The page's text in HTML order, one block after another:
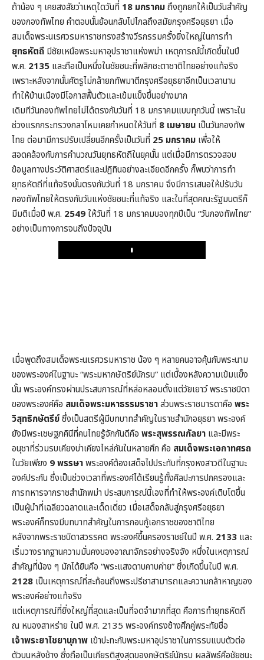
ถ้าน้อง ๆ เคยสงสัยว่าเหตุใดวันที่ 18 มกราคมถึงถูกยกให้เป็นวันสำคัญ
ของกองทัพไทย คำตอบนั้นย้อนกลับไปไกลถึงสมัยกรุงศรีอยุธยา เมื่อ
สมเด็จพระนเรศวรมหาราชทรงสร้างวีรกรรมครั้งยิ่งใหญ่ในการทำ
ยุทธหัตถี มีชัยเหนือพระมหาอุปราชาแห่งพม่า เหตุการณ์นี้เกิดขึ้นในปี
พ.ศ. 2135 และถือเป็นหนึ่งในชัยชนะที่พลิกชะตาชาติไทยอย่างแท้จริง
เพราะหลังจากนั้นศัตรูไม่กล้ายกทัพมาตีกรุงศรีอยุธยาอีกเป็นเวลานาน
ทำให้บ้านเมืองมีโอกาสฟื้นตัวและเข้มแข็งขึ้นอย่างมาก
เดิมทีวันกองทัพไทยไม่ได้ตรงกับวันที่ 18 มกราคมแบบทุกวันนี้ เพราะใน
ช่วงแรกกระทรวงกลาโหมเคยกำหนดให้วันที่ 8 เมษายน เป็นวันกองทัพ
ไทย ต่อมามีการปรับเปลี่ยนอีกครั้งเป็นวันที่ 25 มกราคม เพื่อให้
สอดคล้องกับการคำนวณวันยุทธหัตถีในยุคนั้น แต่เมื่อมีการตรวจสอบ
ข้อมูลทางประวัติศาสตร์และปฏิทินอย่างละเอียดอีกครั้ง ก็พบว่าการทำ
ยุทธหัตถีที่แท้จริงนั้นตรงกับวันที่ 18 มกราคม จึงมีการเสนอให้ปรับวัน
กองทัพไทยให้ตรงกับวันแห่งชัยชนะที่แท้จริง และในที่สุดคณะรัฐมนตรีก็
มีมติเมื่อปี พ.ศ. 2549ให้วันที่ 18 มกราคมของทุกปีเป็น “วันกองทัพไทย”
อย่างเป็นทางการจนถึงปัจจุบัน
Play
เมื่อพูดถึงสมเด็จพระนเรศวรมหาราช น้อง ๆ หลายคนอาจคุ้นกับพระนาม
ของพระองค์ในฐานะ “พระมหากษัตริย์นักรบ” แต่เบื้องหลังความเข้มแข็ง
นั้น พระองค์ทรงผ่านประสบการณ์ที่หล่อหลอมตั้งแต่วัยเยาว์ พระราชบิดา
ของพระองค์คือ สมเด็จพระมหาธรรมราชาส่วนพระราชมารดาคือ พระ
วิสุทธิกษัตรีย์ซึ่งเป็นสตรีผู้มีบทบาทสำคัญในราชสำนักอยุธยา พระองค์
ยังมีพระเชษฐภคินีที่คนไทยรู้จักกันดีคือ พระสุพรรณกัลยา และมีพระ
อนุชาที่ร่วมรบเคียงบ่าเคียงไหล่กันในหลายศึก คือ สมเด็จพระเอกาทศรถ
ในวัยเพียง 9 พรรษาพระองค์ต้องเสด็จไปประทับที่กรุงหงสาวดีในฐานะ
องค์ประกัน ซึ่งเป็นช่วงเวลาที่พระองค์ได้เรียนรู้ทั้งศิลปะการปกครองและ
การทหารจากราชสำนักพม่า ประสบการณ์นี้เองที่ทำให้พระองค์เติบโตขึ้น
เป็นผู้นำที่เฉลียวฉลาดและเด็ดเดี่ยว เมื่อเสด็จกลับสู่กรุงศรีอยุธยา
พระองค์ก็ทรงมีบทบาทสำคัญในการกอบกู้เอกราชของชาติไทย
หลังจากพระราชบิดาสวรรคต พระองค์ขึ้นครองราชย์ในปี พ.ศ. 2133 และ
เริ่มวางรากฐานความมั่นคงของอาณาจักรอย่างจริงจัง หนึ่งในเหตุการณ์
สำคัญที่น้อง ๆ มักได้ยินคือ “พระแสงดาบคาบค่าย” ซึ่งเกิดขึ้นในปี พ.ศ.
2128 เป็นเหตุการณ์ที่สะท้อนถึงพระปรีชาสามารถและความกล้าหาญของ
พระองค์อย่างแท้จริง
แต่เหตุการณ์ที่ยิ่งใหญ่ที่สุดและเป็นที่จดจำมากที่สุด คือการทำยุทธหัตถี
ณ หนองสาหร่าย ในปี พ.ศ. 2135 พระองค์ทรงช้างศึกคู่พระทัยชื่อ
เจ้าพระยาไชยานุภาพ เข้าปะทะกับพระมหาอุปราชาในการรบแบบตัวต่อ
ตัวบนหลังช้าง ซึ่งถือเป็นเกียรติสูงสุดของกษัตริย์นักรบ ผลลัพธ์คือชัยชนะ